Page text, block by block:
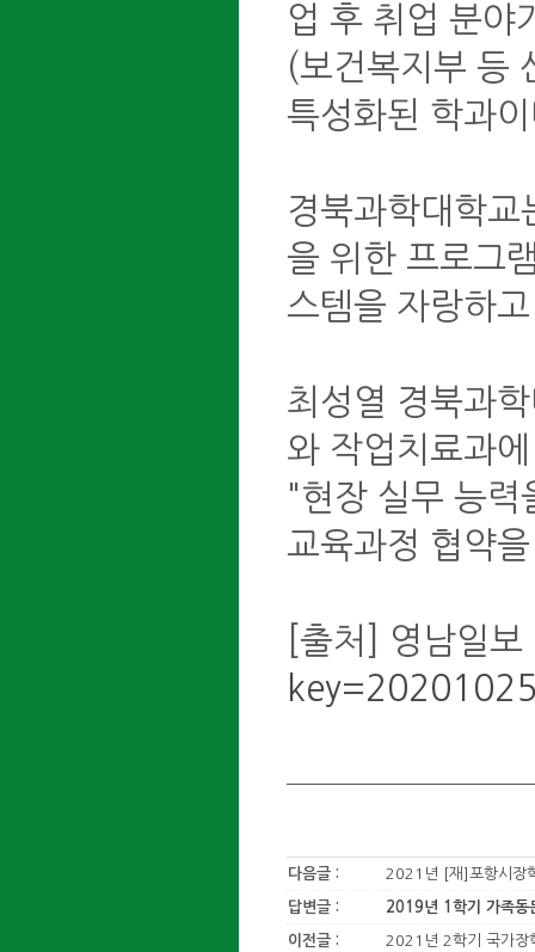
업 후 취업 분야
(보건복지부 등
특성화된 학과
경북과학대학
을 위한 프로그
스템을 자랑하
최성열 경북과
와 작업치료과
"현장 실무 능력
교육과정 협약
[출처] 영남일보
다음글 : 2021년 [재]포항시장
답변글 : 2019년 1학기 가족동
이전글 : 2021년 2학기 국가장